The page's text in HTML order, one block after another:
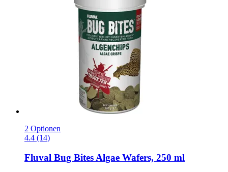
2 Optionen
4.4 (14)
Fluval Bug Bites Algae Wafers, 250 ml